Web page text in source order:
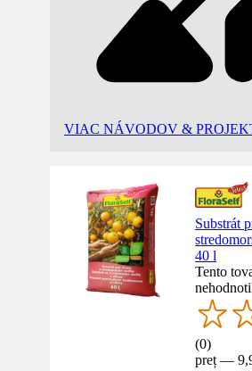
VIAC NÁVODOV &
Substrát
40 l
Tento
(0)
preț —